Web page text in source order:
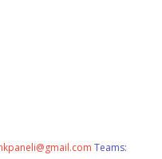
Teams: